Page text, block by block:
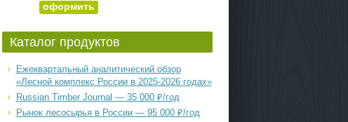
оформить
Каталог продуктов
Ежеквартальный аналитический обзор
«Лесной комплекс России в 2025-2026 годах»
Russian Timber Journal — 35 000 ₽/год
Рынок лесосырья в России — 95 000 ₽/год